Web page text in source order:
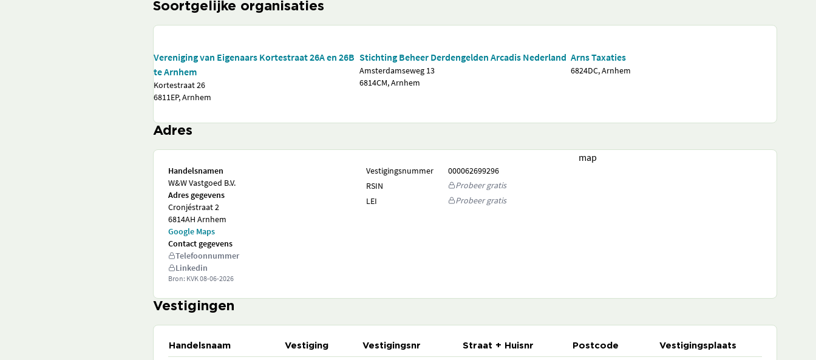
Soortgelijke organisaties
Vereniging van Eigenaars Kortestraat 26A en 26B
te Arnhem
Kortestraat 26
6811EP, Arnhem
Stichting Beheer Derdengelden Arcadis Nederland
Amsterdamseweg 13
6814CM, Arnhem
Arns Taxaties
6824DC, Arnhem
Adres
Handelsnamen
W&W Vastgoed B.V.
Adres gegevens
Cronjéstraat 2
6814AH Arnhem
Google Maps
Contact gegevens
Telefoonnummer
Linkedin
Bron: KVK08-06-2026
Vestigingsnummer
000062699296
RSIN
Probeer gratis
LEI
Probeer gratis
map
Vestigingen
Handelsnaam Vestiging Vestigingsnr Straat + Huisnr Postcode Vestigingsplaats